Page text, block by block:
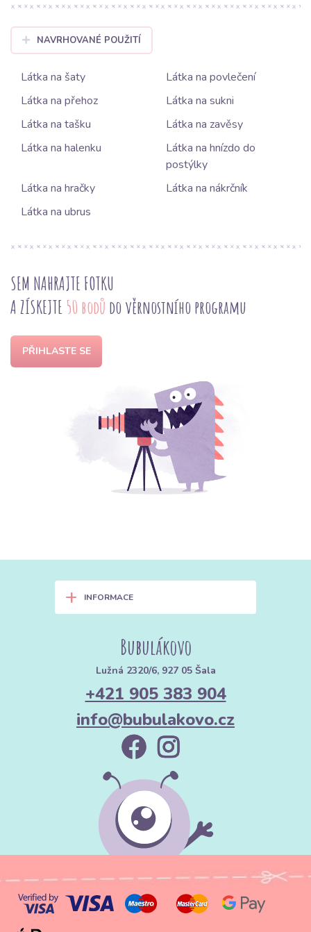
NAVRHOVANÉ POUŽITÍ
Látka na šaty
Látka na povlečení
Látka na přehoz
Látka na sukni
Látka na tašku
Látka na zavěsy
Látka na halenku
Látka na hnízdo do
postýlky
Látka na hračky
Látka na nákrčník
Látka na ubrus
SEM NAHRAJTE FOTKU
A ZÍSKEJTE 50 bodů do věrnostního programu
PŘIHLASTE SE
+ INFORMACE
Bubulákovo
Lužná 2320/6, 927 05 Šala
+421 905 383 904
info@bubulakovo.cz